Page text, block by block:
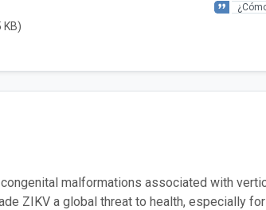
KB)
malformations associated with
ZIKV a global threat to health, especially